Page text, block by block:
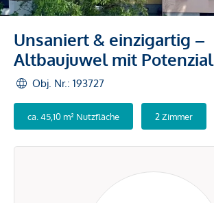
Unsaniert & einzigartig –
Altbaujuwel mit Potenzial
Obj. Nr.: 193727
ca. 45,10 m² Nutzfläche 2 Zimmer